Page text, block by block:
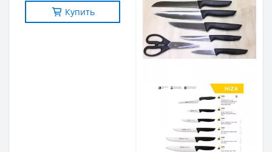
Купить